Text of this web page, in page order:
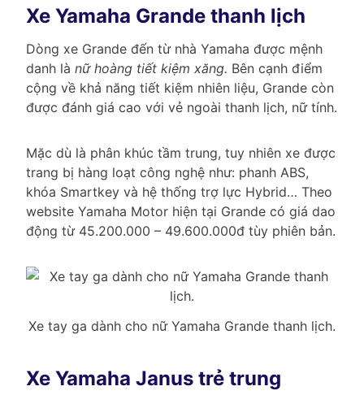
Xe Yamaha Grande thanh lịch
Dòng xe Grande đến từ nhà Yamaha được mệnh
danh là nữ hoàng tiết kiệm xăng. Bên cạnh điểm
cộng về khả năng tiết kiệm nhiên liệu, Grande còn
được đánh giá cao với vẻ ngoài thanh lịch, nữ tính.
Mặc dù là phân khúc tầm trung, tuy nhiên xe được
trang bị hàng loạt công nghệ như: phanh ABS,
khóa Smartkey và hệ thống trợ lực Hybrid… Theo
website Yamaha Motor hiện tại Grande có giá dao
động từ 45.200.000 – 49.600.000đ tùy phiên bản.
Xe tay ga dành cho nữ Yamaha Grande thanh lịch.
Xe Yamaha Janus trẻ trung